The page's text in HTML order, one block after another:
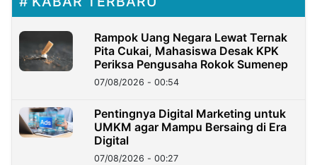
Rampok Uang Negara Lewat Ternak
Pita Cukai, Mahasiswa Desak KPK
Periksa Pengusaha Rokok Sumenep
07/08/2026 - 00:54
Pentingnya Digital Marketing untuk
UMKM agar Mampu Bersaing di Era
Digital
07/08/2026 - 00:27